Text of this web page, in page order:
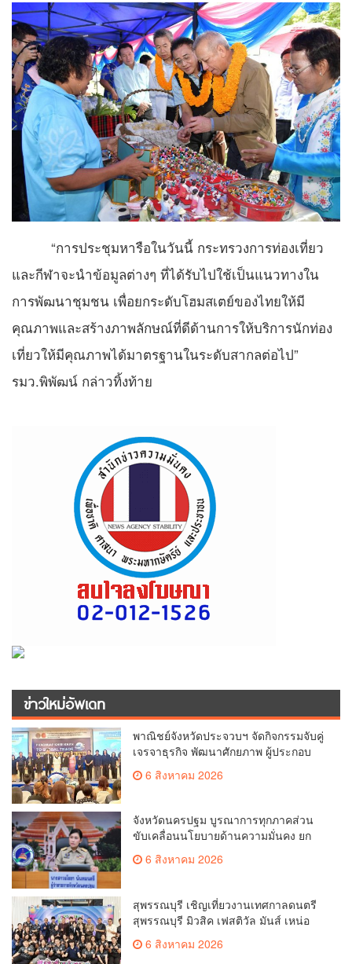
“การประชุมหารือในวันนี้ กระทรวงการท่องเที่ยว
และกีฬาจะนำข้อมูลต่างๆ ที่ได้รับไปใช้เป็นแนวทางใน
การพัฒนาชุมชน เพื่อยกระดับโฮมสเตย์ของไทยให้มี
คุณภาพและสร้างภาพลักษณ์ที่ดีด้านการให้บริการนักท่อง
เที่ยวให้มีคุณภาพได้มาตรฐานในระดับสากลต่อไป”
รมว.พิพัฒน์ กล่าวทิ้งท้าย
ข่าวใหม่อัพเดท
พาณิชย์จังหวัดประจวบฯ จัดกิจกรรมจับคู่
เจรจาธุรกิจ พัฒนาศักยภาพ ผู้ประกอบ
การ ขยายช่องทางการค้า สู่การค้า
ระหว่างประเทศ
6 สิงหาคม 2026
จังหวัดนครปฐม บูรณาการทุกภาคส่วน
ขับเคลื่อนนโยบายด้านความมั่นคง ยก
ระดับการป้องกันอาชญากรรมทาง
เทคโนโลยี
6 สิงหาคม 2026
สุพรรณบุรี เชิญเที่ยวงานเทศกาลดนตรี
สุพรรณบุรี มิวสิค เฟสติวัล มันส์ เหน่อ
6 สิงหาคม 2026